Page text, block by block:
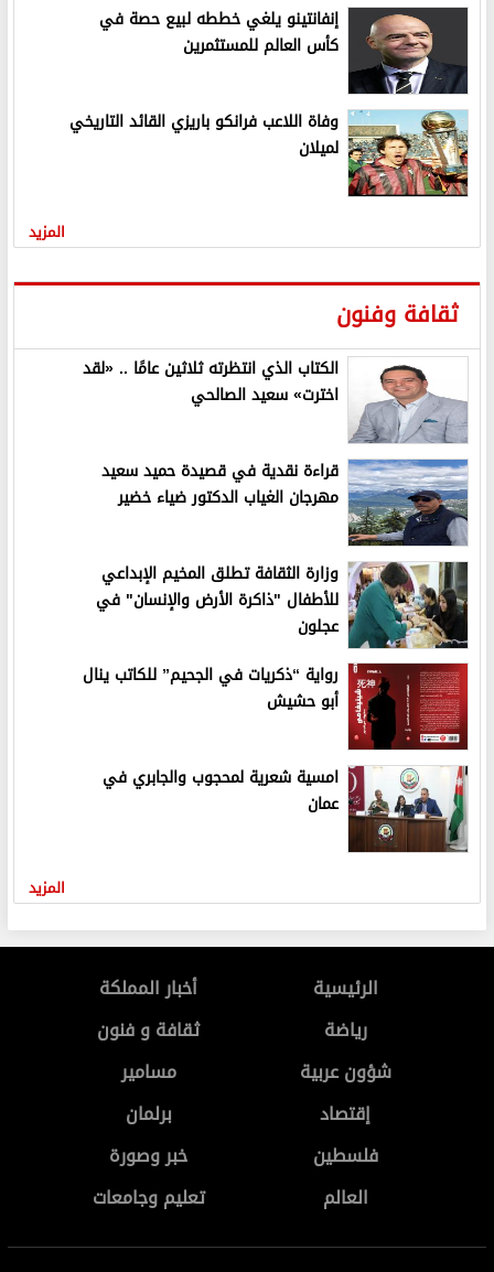
إنفانتينو يلغي خططه لبيع حصة في
كأس العالم للمستثمرين
وفاة اللاعب فرانكو باريزي القائد التاريخي
لميلان
المزيد
ثقافة وفنون
الكتاب الذي انتظرته ثلاثين عامًا .. «لقد
اخترت» سعيد الصالحي
قراءة نقدية في قصيدة حميد سعيد
مهرجان الغياب الدكتور ضياء خضير
وزارة الثقافة تطلق المخيم الإبداعي
للأطفال "ذاكرة الأرض والإنسان" في
عجلون
رواية “ذكريات في الجحيم” للكاتب ينال
أبو حشيش
امسية شعرية لمحجوب والجابري في
عمان
المزيد
الرئيسية
أخبار المملكة
رياضة
ثقافة و فنون
شؤون عربية
مسامير
إقتصاد
برلمان
فلسطين
خبر وصورة
العالم
تعليم وجامعات